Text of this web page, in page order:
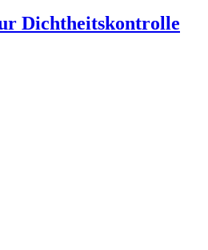
Dichtheitskontrolle